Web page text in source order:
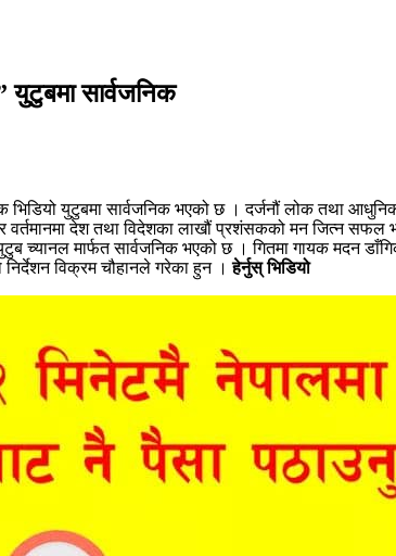
युटुबमा सार्वजनिक
युटुबमा सार्वजनिक भएको छ । दर्जनौं लोक तथा आधुनिक
वर्तमानमा देश तथा विदेशका लाखौं प्रशंसकको मन जित्न
मार्फत सार्वजनिक भएको छ । गितमा गायक मदन
निर्देशन विक्रम चौहानले गरेका हुन ।हेर्नुस् भिडियो